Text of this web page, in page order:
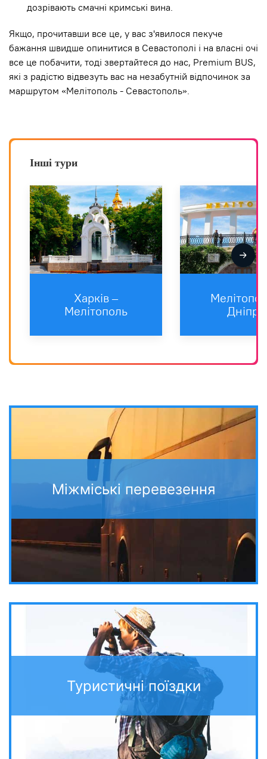
дозрівають смачні кримські вина.
Якщо, прочитавши все це, у вас з'явилося пекуче
бажання швидше опинитися в Севастополі і на власні очі
все це побачити, тоді звертайтеся до нас, Premium BUS,
які з радістю відвезуть вас на незабутній відпочинок за
маршрутом «Мелітополь - Севастополь».
Інші тури
Харкiв –
Мелітополь
Дніпро
Міжміські перевезення
Туристичні поїздки